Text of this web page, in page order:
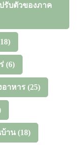
รับตัวของภาค
(6)
าหาร (25)
าน (18)